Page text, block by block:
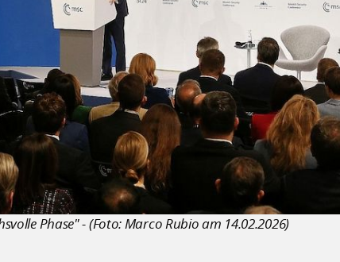
Phase" - (Foto: Marco Rubio am 14.02.2026)